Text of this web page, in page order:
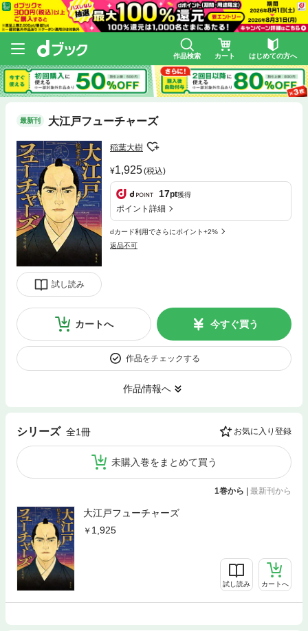
作品検索 カート はじめての方へ
最新刊 大江戸フューチャーズ
試し読み
稲葉大樹
1,925(税込)
17pt獲得
ポイント詳細
dカード利用でさらにポイント+2%
返品不可
カートへ 今すぐ買う
作品をチェックする
作品情報へ
シリーズ 全1冊 お気に入り登録
未購入巻をまとめて買う
1巻から | 最新刊から
大江戸フューチャーズ
1,925
試し読み カートへ